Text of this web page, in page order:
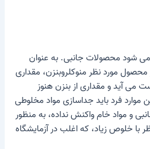
می شود محصولات جانبی. به عنوان
محصول مورد نظر منوکلروبنزن، مقداری
می آید و مقداری از بنزن هنوز
فرد بایدجداسازی مواد مخلوطی
و مواد خام واکنش نداده، به منظور
خلوص زیاد، که اغلب در آزمایشگاه